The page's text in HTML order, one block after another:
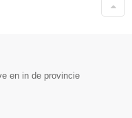
en in de provincie